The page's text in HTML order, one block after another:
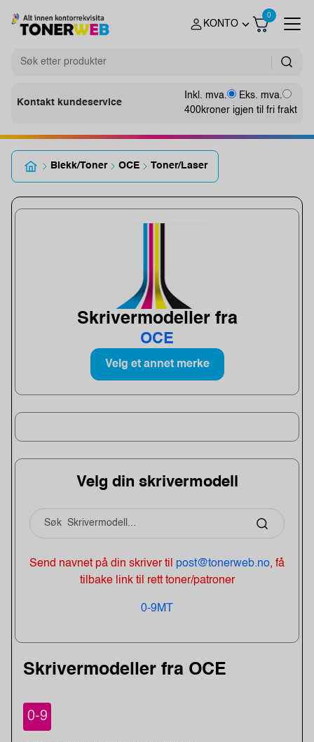
KONTO
0
Kontakt kundeservice
Inkl. mva.
Eks. mva.
400kroner igjen til fri frakt
Blekk/Toner OCE Toner/Laser
Skrivermodeller fra
OCE
Velg et annet merke
Velg din skrivermodell
Send navnet på din skriver til post@tonerweb.no, få
tilbake link til rett toner/patroner
0-9M
Skrivermodeller fra OCE
0-9